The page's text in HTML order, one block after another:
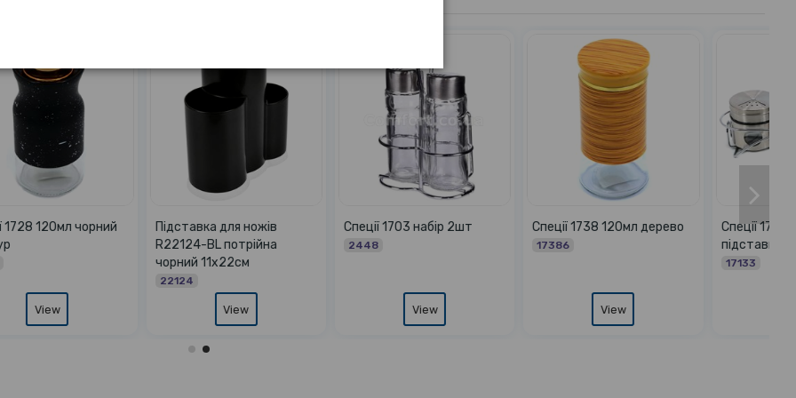
Спеції 1703 набір 2шт Спеції 1738 120мл дерево
17386
Спеції 1713 набір 3шт на
Спеції 1735 80мл дерево